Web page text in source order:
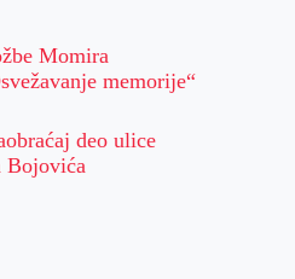
Momira
memorije“
deo ulice
Bojovića